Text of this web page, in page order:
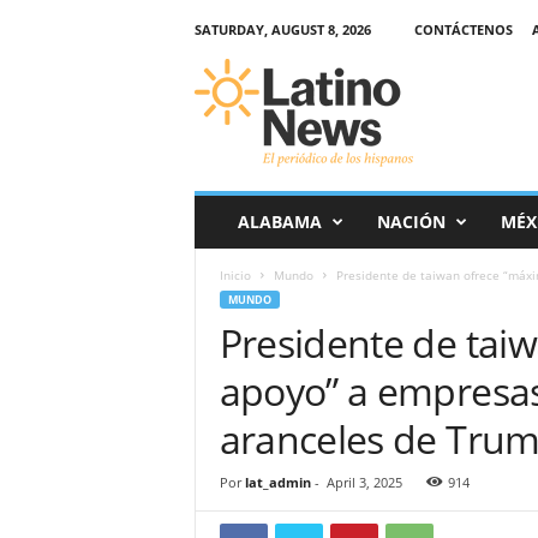
SATURDAY, AUGUST 8, 2026 CONTÁCTENOS
ó
ALABAMA NACIÓN
Inicio Mundo Presidente de taiwan ofrece
MUNDO
Presidente de
apoyo” a
aranceles de
Por lat_admin- April 3, 2025 914